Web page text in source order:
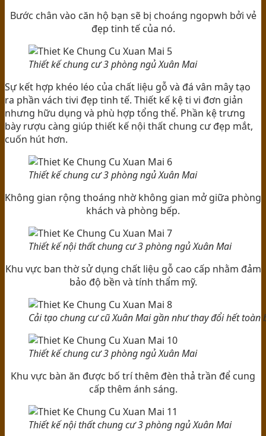
Bước chân vào căn hộ bạn sẽ bị choáng ngopwh bởi vẻ
đẹp tinh tế của nó.
Thiết kế chung cư 3 phòng ngủ Xuân Mai
Sự kết hợp khéo léo của chất liệu gỗ và đá vân mây tạo
ra phần vách tivi đẹp tinh tế. Thiết kế kệ ti vi đơn giản
nhưng hữu dụng và phù hợp tổng thể. Phần kệ trưng
bày rượu càng giúp thiết kế nội thất chung cư đẹp mắt,
cuốn hút hơn.
Thiết kế chung cư 3 phòng ngủ Xuân Mai
Không gian rộng thoáng nhờ không gian mở giữa phòng
khách và phòng bếp.
Thiết kế nội thất chung cư 3 phòng ngủ Xuân Mai
Khu vực ban thờ sử dụng chất liệu gỗ cao cấp nhằm đảm
bảo độ bền và tính thẩm mỹ.
Cải tạo chung cư cũ Xuân Mai gần như thay đổi hết toàn
Thiết kế chung cư 3 phòng ngủ Xuân Mai
Khu vực bàn ăn được bố trí thêm đèn thả trần để cung
cấp thêm ánh sáng.
Thiết kế nội thất chung cư 3 phòng ngủ Xuân Mai